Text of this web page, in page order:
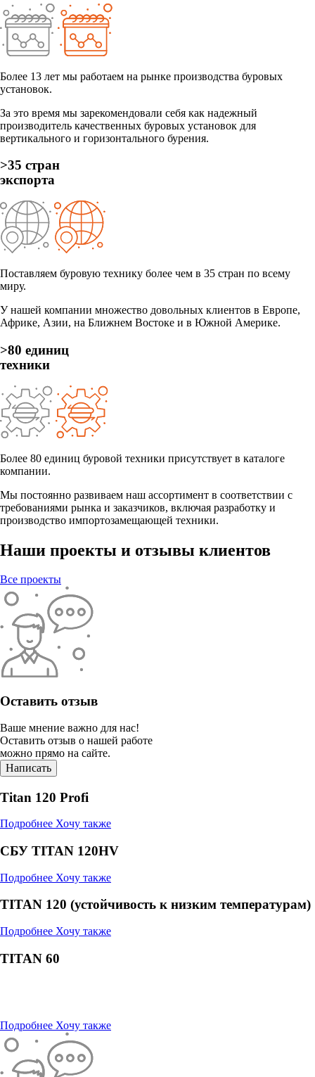
Более 13 лет мы работаем на рынке производства буровых
установок.
За это время мы зарекомендовали себя как надежный
производитель качественных буровых установок для
вертикального и горизонтального бурения.
>35 стран
экспорта
Поставляем буровую технику более чем в 35 стран по всему
миру.
У нашей компании множество довольных клиентов в Европе,
Африке, Азии, на Ближнем Востоке и в Южной Америке.
>80 единиц
техники
Более 80 единиц буровой техники присутствует в каталоге
компании.
Мы постоянно развиваем наш ассортимент в соответствии с
требованиями рынка и заказчиков, включая разработку и
производство импортозамещающей техники.
Наши проекты и отзывы клиентов
Все проекты
Оставить отзыв
Ваше мнение важно для нас!
Оставить отзыв о нашей работе
можно прямо на сайте.
Написать
Titan 120 Profi
Подробнее Хочу также
СБУ TITAN 120HV
Подробнее Хочу также
TITAN 120 (устойчивость к низким температурам)
Подробнее Хочу также
TITAN 60
Подробнее Хочу также